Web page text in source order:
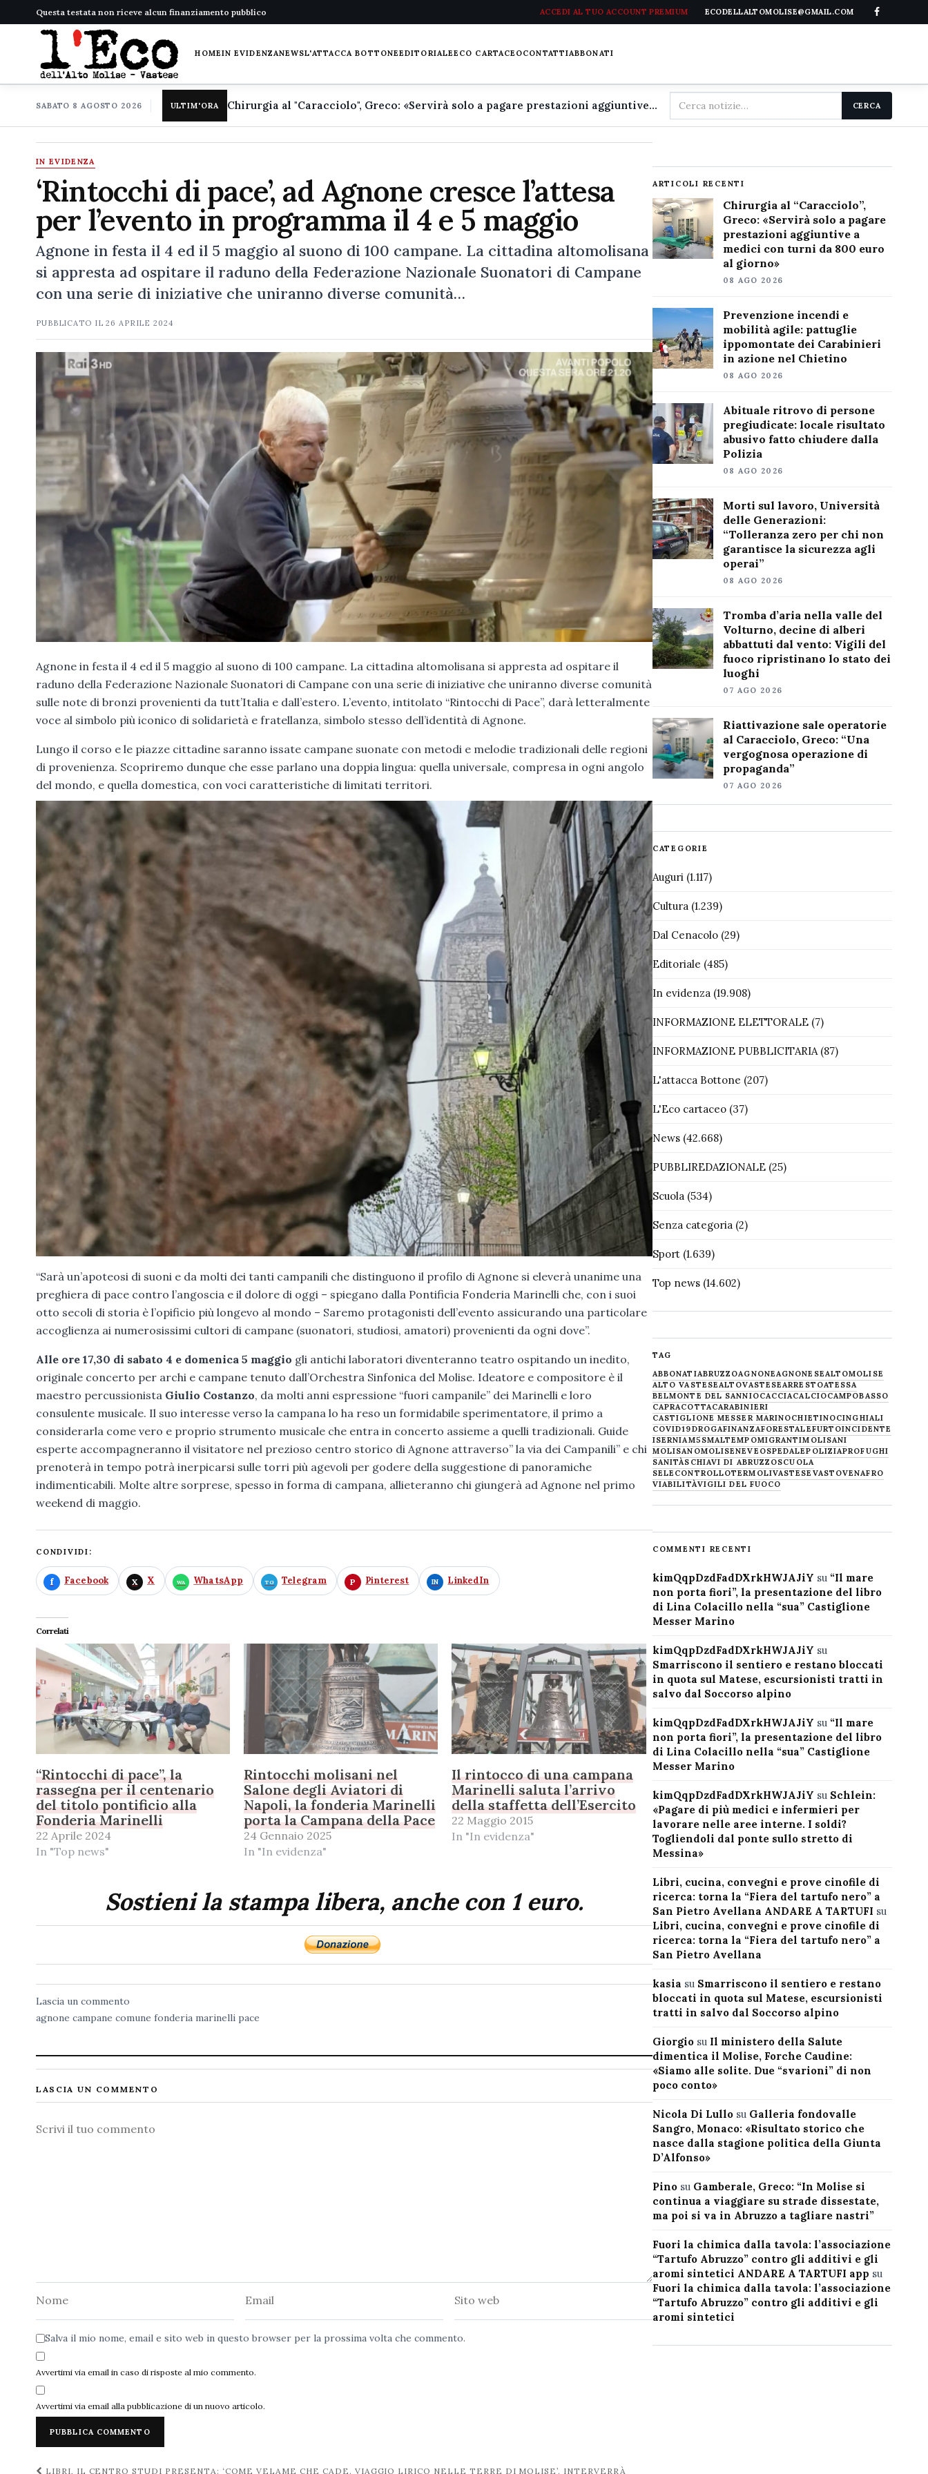
Questa testata non riceve alcun finanziamento pubblico ACCEDI AL TUO ACCOUNT PREMIUM ECODELLALTOMOLISE@GMAIL.COM
HOMEIN EVIDENZANEWSL'ATTACCA BOTTONEEDITORIALEECO CARTACEOCONTATTIABBONATI
SABATO 8 AGOSTO 2026 ULTIM'ORA Chirurgia al "Caracciolo", Greco: «Servirà solo a pagare prestazioni aggiuntive a medici con turni da 800 euro al giorno»
Cerca
nel
CERCA
IN EVIDENZA
‘Rintocchi di pace’, ad Agnone cresce l’attesa
per l’evento in programma il 4 e 5 maggio
Agnone in festa il 4 ed il 5 maggio al suono di 100 campane. La cittadina altomolisana
si appresta ad ospitare il raduno della Federazione Nazionale Suonatori di Campane
con una serie di iniziative che uniranno diverse comunità…
PUBBLICATO IL26 APRILE 2024
Agnone in festa il 4 ed il 5 maggio al suono di 100 campane. La cittadina altomolisana si appresta ad ospitare il
raduno della Federazione Nazionale Suonatori di Campane con una serie di iniziative che uniranno diverse comunità
sulle note di bronzi provenienti da tutt’Italia e dall’estero. L’evento, intitolato “Rintocchi di Pace”, darà letteralmente
voce al simbolo più iconico di solidarietà e fratellanza, simbolo stesso dell’identità di Agnone.
Lungo il corso e le piazze cittadine saranno issate campane suonate con metodi e melodie tradizionali delle regioni
di provenienza. Scopriremo dunque che esse parlano una doppia lingua: quella universale, compresa in ogni angolo
del mondo, e quella domestica, con voci caratteristiche di limitati territori.
“Sarà un’apoteosi di suoni e da molti dei tanti campanili che distinguono il profilo di Agnone si eleverà unanime una
preghiera di pace contro l’angoscia e il dolore di oggi – spiegano dalla Pontificia Fonderia Marinelli che, con i suoi
otto secoli di storia è l’opificio più longevo al mondo – Saremo protagonisti dell’evento assicurando una particolare
accoglienza ai numerosissimi cultori di campane (suonatori, studiosi, amatori) provenienti da ogni dove”.
Alle ore 17,30 di sabato 4 e domenica 5 maggio gli antichi laboratori diventeranno teatro ospitando un inedito,
originale concerto per archi e campane tenuto dall’Orchestra Sinfonica del Molise. Ideatore e compositore è il
maestro percussionista Giulio Costanzo, da molti anni espressione “fuori campanile” dei Marinelli e loro
consulente musicale. Il suo interesse verso la campana lo ha reso un formidabile sperimentatore, il primo a
considerarla come vero e proprio strumento musicale che entra in concerto assieme a quelli tradizionali. Guide
esperte accompagneranno il visitatore nel prezioso centro storico di Agnone attraverso” la via dei Campanili” e chi
prenoterà in tempo potrà inerpicarsi sulle torri più agevoli per godere della suggestione di panoramiche
indimenticabili. Molte altre sorprese, spesso in forma di campana, allieteranno chi giungerà ad Agnone nel primo
weekend di maggio.
CONDIVIDI:
Facebook X WhatsApp Telegram Pinterest LinkedIn
Correlati
“Rintocchi di pace”, la
rassegna per il centenario
del titolo pontificio alla
Fonderia Marinelli
22 Aprile 2024
In "Top news"
Rintocchi molisani nel
Salone degli Aviatori di
Napoli, la fonderia Marinelli
porta la Campana della Pace
24 Gennaio 2025
In "In evidenza"
Il rintocco di una campana
Marinelli saluta l’arrivo
della staffetta dell’Esercito
22 Maggio 2015
In "In evidenza"
Sostieni la stampa libera, anche con 1 euro.
Lascia un commento
agnone campane comune fonderia marinelli pace
LASCIA UN COMMENTO
Commento
Salva il mio nome, email e sito web in questo browser per la prossima volta che commento.
Avvertimi via email in caso di risposte al mio commento.
Avvertimi via email alla pubblicazione di un nuovo articolo.
LIBRI, IL CENTRO STUDI PRESENTA: ‘COME VELAME CHE CADE. VIAGGIO LIRICO NELLE TERRE DI MOLISE’. INTERVERRÀ
ARTICOLI RECENTI
Chirurgia al “Caracciolo”,
Greco: «Servirà solo a pagare
prestazioni aggiuntive a
medici con turni da 800 euro
al giorno»
08 AGO 2026
Prevenzione incendi e
mobilità agile: pattuglie
ippomontate dei Carabinieri
in azione nel Chietino
08 AGO 2026
Abituale ritrovo di persone
pregiudicate: locale risultato
abusivo fatto chiudere dalla
Polizia
08 AGO 2026
Morti sul lavoro, Università
delle Generazioni:
“Tolleranza zero per chi non
garantisce la sicurezza agli
operai”
08 AGO 2026
Tromba d’aria nella valle del
Volturno, decine di alberi
abbattuti dal vento: Vigili del
fuoco ripristinano lo stato dei
luoghi
07 AGO 2026
Riattivazione sale operatorie
al Caracciolo, Greco: “Una
vergognosa operazione di
propaganda”
07 AGO 2026
CATEGORIE
Auguri(1.117)
Cultura(1.239)
Dal Cenacolo(29)
Editoriale (485)
In evidenza(19.908)
INFORMAZIONE ELETTORALE(7)
INFORMAZIONE PUBBLICITARIA(87)
L'attacca Bottone (207)
L'Eco cartaceo(37)
News(42.668)
PUBBLIREDAZIONALE(25)
Scuola(534)
Senza categoria(2)
Sport(1.639)
Top news(14.602)
TAG
ABBONATIABRUZZOAGNONEAGNONESEALTOMOLISE
ALTO VASTESEALTOVASTESEARRESTOATESSA
BELMONTE DEL SANNIOCACCIACALCIOCAMPOBASSO
CAPRACOTTACARABINIERI
CASTIGLIONE MESSER MARINOCHIETINOCINGHIALI
COVID19DROGAFINANZAFORESTALEFURTOINCIDENTE
ISERNIAM5SMALTEMPOMIGRANTIMOLISANI
MOLISANOMOLISENEVE OSPEDALEPOLIZIAPROFUGHI
SANITÀSCHIAVI DI ABRUZZOSCUOLA
SELECONTROLLOTERMOLIVASTESE VASTOVENAFRO
VIABILITÀVIGILI DEL FUOCO
COMMENTI RECENTI
kimQqpDzdFadDXrkHWJAJiY su “Il mare
non porta fiori”, la presentazione del libro
di Lina Colacillo nella “sua” Castiglione
Messer Marino
kimQqpDzdFadDXrkHWJAJiY su
Smarriscono il sentiero e restano bloccati
in quota sul Matese, escursionisti tratti in
salvo dal Soccorso alpino
kimQqpDzdFadDXrkHWJAJiY su “Il mare
non porta fiori”, la presentazione del libro
di Lina Colacillo nella “sua” Castiglione
Messer Marino
kimQqpDzdFadDXrkHWJAJiY su Schlein:
«Pagare di più medici e infermieri per
lavorare nelle aree interne. I soldi?
Togliendoli dal ponte sullo stretto di
Messina»
Libri, cucina, convegni e prove cinofile di
ricerca: torna la “Fiera del tartufo nero” a
San Pietro Avellana ANDARE A TARTUFI su
Libri, cucina, convegni e prove cinofile di
ricerca: torna la “Fiera del tartufo nero” a
San Pietro Avellana
kasia su Smarriscono il sentiero e restano
bloccati in quota sul Matese, escursionisti
tratti in salvo dal Soccorso alpino
Giorgiosu Il ministero della Salute
dimentica il Molise, Forche Caudine:
«Siamo alle solite. Due “svarioni” di non
poco conto»
Nicola Di Lullosu Galleria fondovalle
Sangro, Monaco: «Risultato storico che
nasce dalla stagione politica della Giunta
D’Alfonso»
Pinosu Gamberale, Greco: “In Molise si
continua a viaggiare su strade dissestate,
ma poi si va in Abruzzo a tagliare nastri”
Fuori la chimica dalla tavola: l’associazione
“Tartufo Abruzzo” contro gli additivi e gli
aromi sintetici ANDARE A TARTUFI app su
Fuori la chimica dalla tavola: l’associazione
“Tartufo Abruzzo” contro gli additivi e gli
aromi sintetici